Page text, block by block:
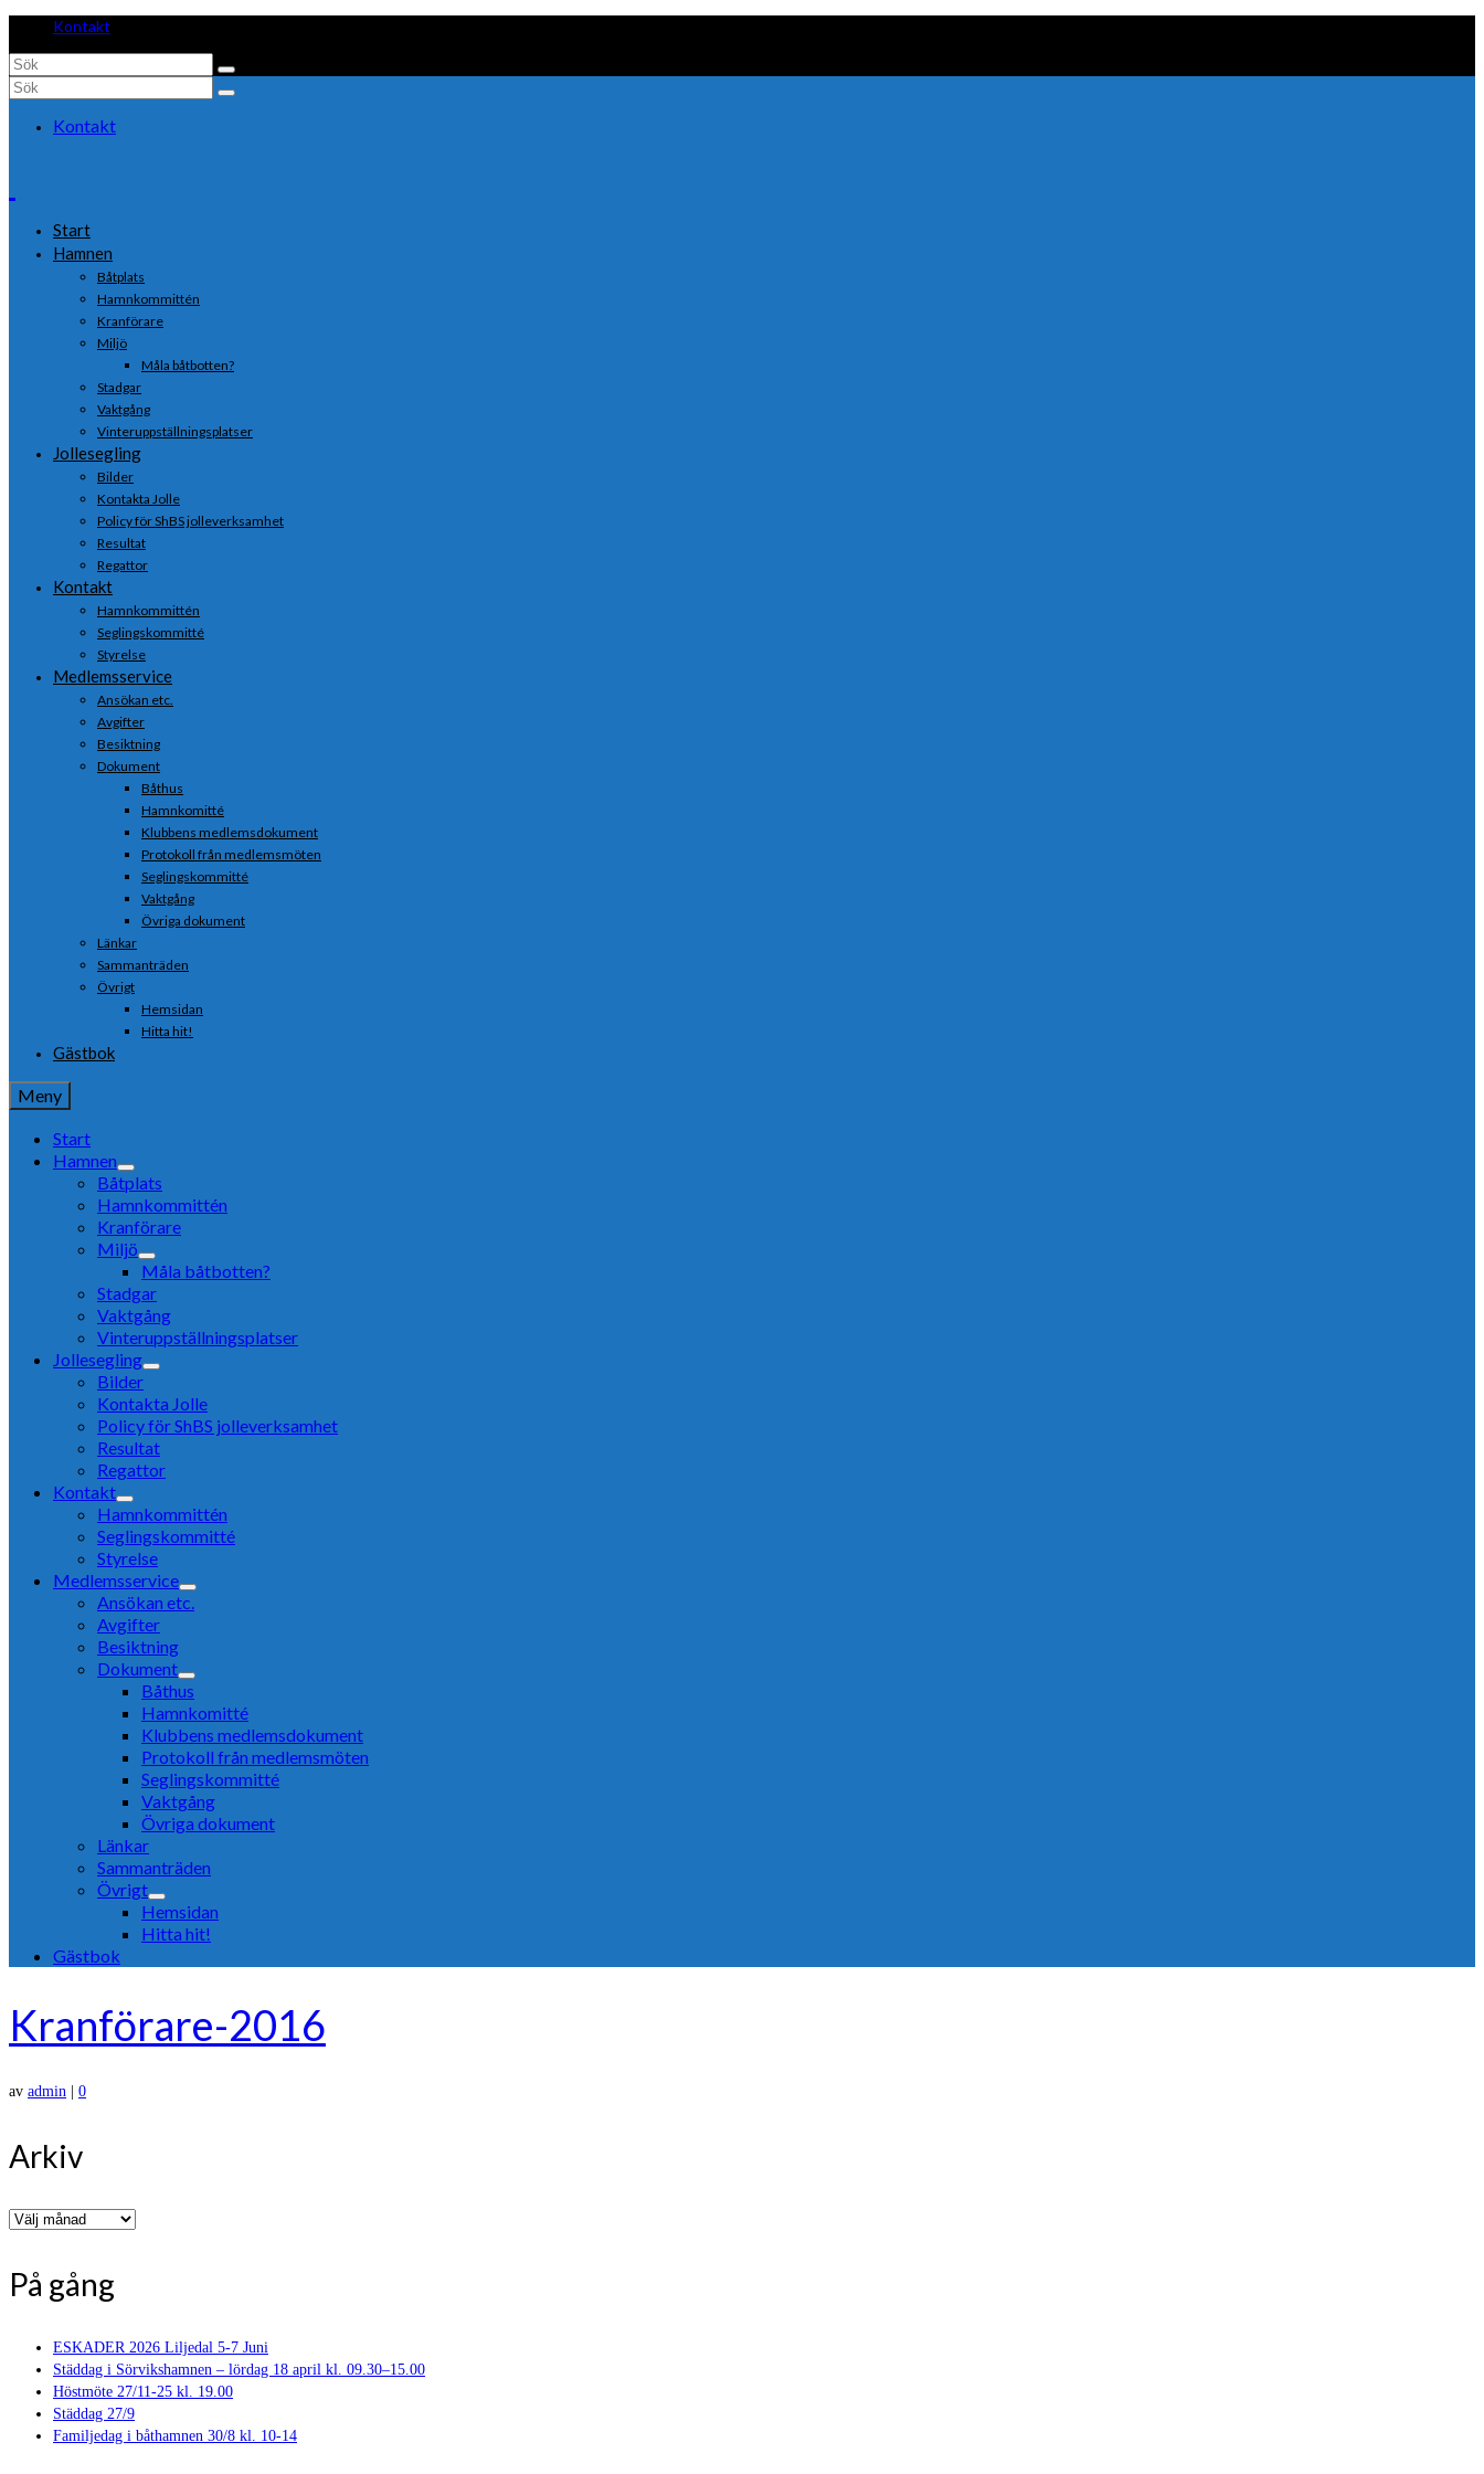
Kontakt
Search
for:
Search
Kontakt
Start
Hamnen
Båtplats
Hamnkommittén
Kranförare
Miljö
Måla båtbotten?
Stadgar
Vaktgång
Vinteruppställningsplatser
Jollesegling
Bilder
Kontakta Jolle
Policy för ShBS jolleverksamhet
Resultat
Regattor
Kontakt
Hamnkommittén
Seglingskommitté
Styrelse
Medlemsservice
Ansökan etc.
Avgifter
Besiktning
Dokument
Båthus
Hamnkomitté
Klubbens medlemsdokument
Protokoll från medlemsmöten
Seglingskommitté
Vaktgång
Övriga dokument
Länkar
Sammanträden
Övrigt
Hemsidan
Hitta hit!
Gästbok
Meny
Start
Hamnen
Båtplats
Hamnkommittén
Kranförare
Miljö
Måla båtbotten?
Stadgar
Vaktgång
Vinteruppställningsplatser
Jollesegling
Bilder
Kontakta Jolle
Policy för ShBS jolleverksamhet
Resultat
Regattor
Kontakt
Hamnkommittén
Seglingskommitté
Styrelse
Medlemsservice
Ansökan etc.
Avgifter
Besiktning
Dokument
Båthus
Hamnkomitté
Klubbens medlemsdokument
Protokoll från medlemsmöten
Seglingskommitté
Vaktgång
Övriga dokument
Länkar
Sammanträden
Övrigt
Hemsidan
Hitta hit!
Gästbok
Kranförare-2016
av admin 0
Arkiv
Arkiv
På gång
ESKADER 2026 Liljedal 5-7 Juni
Städdag i Sörvikshamnen – lördag 18 april kl. 09.30–15.00
Höstmöte 27/11-25 kl. 19.00
Städdag 27/9
Familjedag i båthamnen 30/8 kl. 10-14